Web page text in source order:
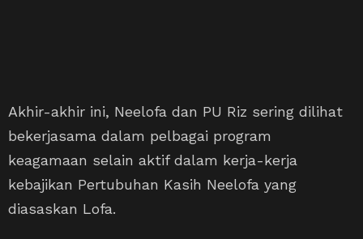
Akhir-akhir ini, Neelofa dan PU Riz sering dilihat
bekerjasama dalam pelbagai program
keagamaan selain aktif dalam kerja-kerja
kebajikan Pertubuhan Kasih Neelofa yang
diasaskan Lofa.